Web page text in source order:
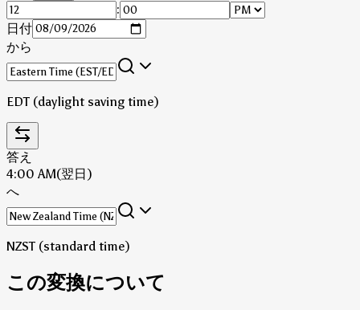
:
日付
から
EDT (daylight saving time)
答え
4:00 AM(翌日)
へ
NZST (standard time)
この変換について